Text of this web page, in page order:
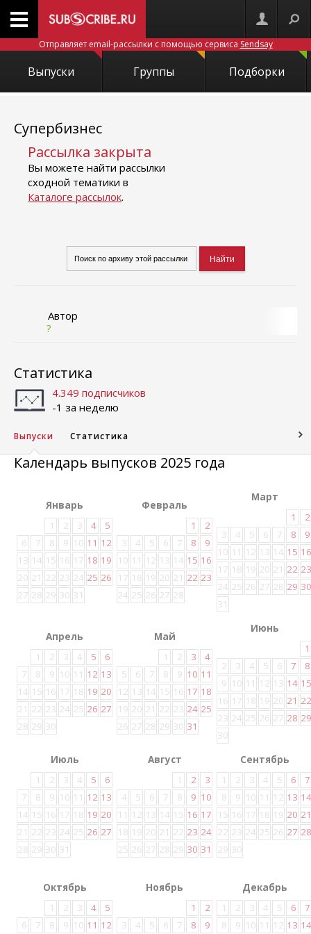
Отправляет email-рассылки с помощью сервиса Sendsay
Выпуски Группы Подборки
Супербизнес
Рассылка закрыта
Вы можете найти рассылки
сходной тематики в
Каталоге рассылок.
Автор
?
Статистика
4.349 подписчиков
-1 за неделю
Выпуски Статистика
Календарь выпусков 2025 года
Январь
1
2 3 4
5
6
7 8 9 10 11 12
13 14 15 16 17 18 19
20 21 22 23 24 25 26
27 28 29 30 31
Февраль
1
2
3
4 5 6 7 8
9
10 11 12 13 14 15 16
17 18 19 20 21 22 23
24 25 26 27 28
Март
1
2
3
4 5 6 7 8
9
10 11 12 13 14 15 16
17 18 19 20 21 22 23
24 25 26 27 28 29 30
31
Апрель
1
2 3 4 5
6
7
8 9 10 11 12 13
14 15 16 17 18 19 20
21 22 23 24 25 26 27
28 29 30
Май
1
2 3
4
5
6 7 8 9 10 11
12 13 14 15 16 17 18
19 20 21 22 23 24 25
26 27 28 29 30 31
Июнь
1
2
3 4 5 6 7
8
9 10 11 12 13 14 15
16 17 18 19 20 21 22
23 24 25 26 27 28 29
30
Июль
1
2 3 4 5
6
7
8 9 10 11 12 13
14 15 16 17 18 19 20
21 22 23 24 25 26 27
28 29 30 31
Август
1
2
3
4
5 6 7 8 9 10
11 12 13 14 15 16 17
18 19 20 21 22 23 24
25 26 27 28 29 30 31
Сентябрь
1
2 3 4 5 6
7
8
9 10 11 12 13 14
15 16 17 18 19 20 21
22 23 24 25 26 27 28
29 30
Октябрь
1
2 3 4
5
6
7 8 9 10 11 12
Ноябрь
1
2
3
4 5 6 7 8 9
Декабрь
1
2 3 4 5 6
7
8
9 10 11 12 13 14